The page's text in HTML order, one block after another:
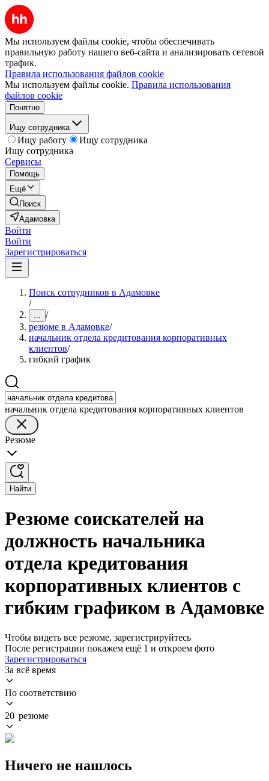
Мы используем файлы cookie, чтобы обеспечивать
правильную работу нашего веб-сайта и анализировать сетевой
трафик.
Правила использования файлов cookie
Мы используем файлы cookie. Правила использования
файлов cookie
Понятно
Ищу сотрудника
Ищу работу
Ищу сотрудника
Ищу сотрудника
Сервисы
Помощь
Ещё
Поиск
Адамовка
Войти
Войти
Зарегистрироваться
Поиск сотрудников в Адамовке
/
... /
резюме в Адамовке/
начальник отдела кредитования корпоративных
клиентов/
гибкий график
начальник отдела кредитования корпоративных клиентов
Резюме
Найти
Резюме соискателей на
должность начальника
отдела кредитования
корпоративных клиентов с
гибким графиком в Адамовке
Чтобы видеть все резюме, зарегистрируйтесь
После регистрации покажем ещё 1 и откроем фото
Зарегистрироваться
За всё время
По соответствию
20 резюме
Ничего не нашлось